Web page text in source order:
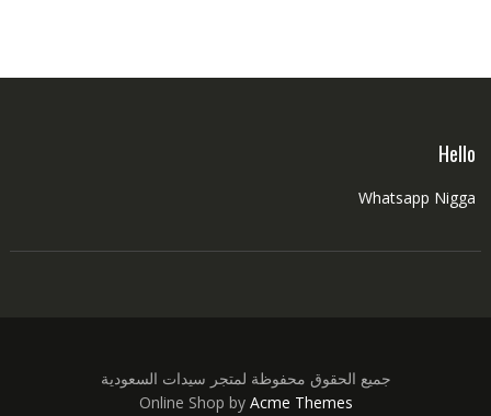
Hello
Whatsapp Nigga
جميع الحقوق محفوظة لمتجر سيدات السعودية
Online Shop by Acme Themes